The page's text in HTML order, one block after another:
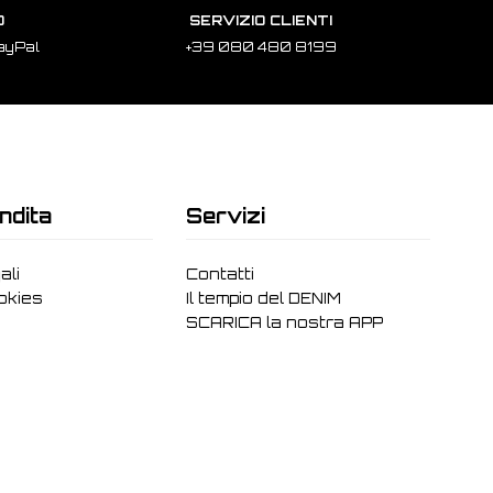
SERVIZIO CLIENTI
+39 080 480 8199
Servizi
Contatti
Il tempio del DENIM
SCARICA la nostra APP